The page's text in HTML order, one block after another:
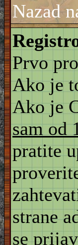
Nazad
Prvo
Ako je
Ako je
sam od
pratite
strane
se